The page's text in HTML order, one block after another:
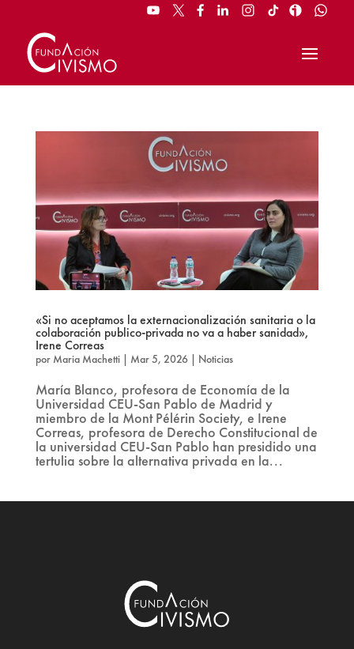
«Si no aceptamos la externacionalización sanitaria o la
colaboración publico-privada no va a haber sanidad»,
Irene Correas
por Maria Machetti| Mar 5, 2026| Noticias
María Blanco, profesora de Economía de la
Universidad CEU-San Pablo de Madrid y
miembro de la Mont Pélérin Society, e Irene
Correas, profesora de Derecho Constitucional de
la universidad CEU-San Pablo han presidido una
tertulia sobre la alternativa privada en la...